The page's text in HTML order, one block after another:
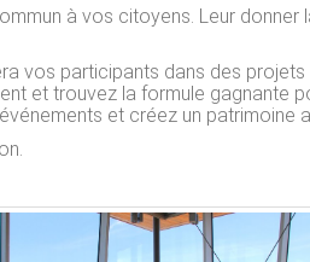
à vos citoyens. Leur
vos participants dans des
et trouvez la formule gagnante
et créez un patrimoine